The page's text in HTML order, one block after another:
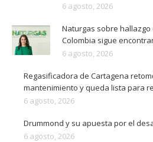
6 agosto, 2026
Naturgas sobre hallazgo
Colombia sigue
6 agosto, 2026
Regasificadora de Cartagena
mantenimiento y queda lista para
6 agosto, 2026
Drummond y su apuesta por el
6 agosto, 2026